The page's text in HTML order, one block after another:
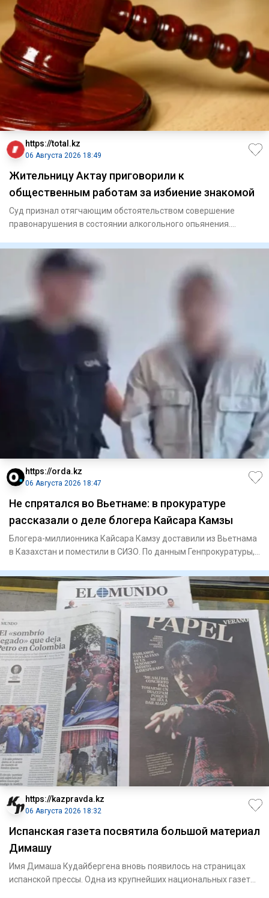
https://total.kz
06 Августа 2026 18:49
Жительницу Актау приговорили к
общественным работам за избиение знакомой
Суд признал отягчающим обстоятельством совершение
правонарушения в состоянии алкогольного опьянения.
https://orda.kz
06 Августа 2026 18:47
Не спрятался во Вьетнаме: в прокуратуре
рассказали о деле блогера Кайсара Камзы
Блогера-миллионника Кайсара Камзу доставили из Вьетнама
в Казахстан и поместили в СИЗО. По данным Генпрокуратуры,
https://kazpravda.kz
06 Августа 2026 18:32
Испанская газета посвятила большой материал
Димашу
Имя Димаша Кудайбергена вновь появилось на страницах
испанской прессы. Одна из крупнейших национальных газет